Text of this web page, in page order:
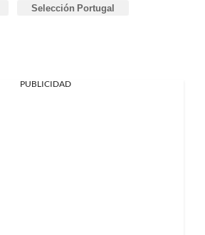
Selección Portugal
PUBLICIDAD